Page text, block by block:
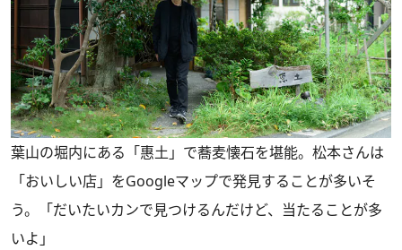
葉山の堀内にある「惠土」で蕎麦懐石を堪能。松本さんは
「おいしい店」をGoogleマップで発見することが多いそ
う。「だいたいカンで見つけるんだけど、当たることが多
いよ」